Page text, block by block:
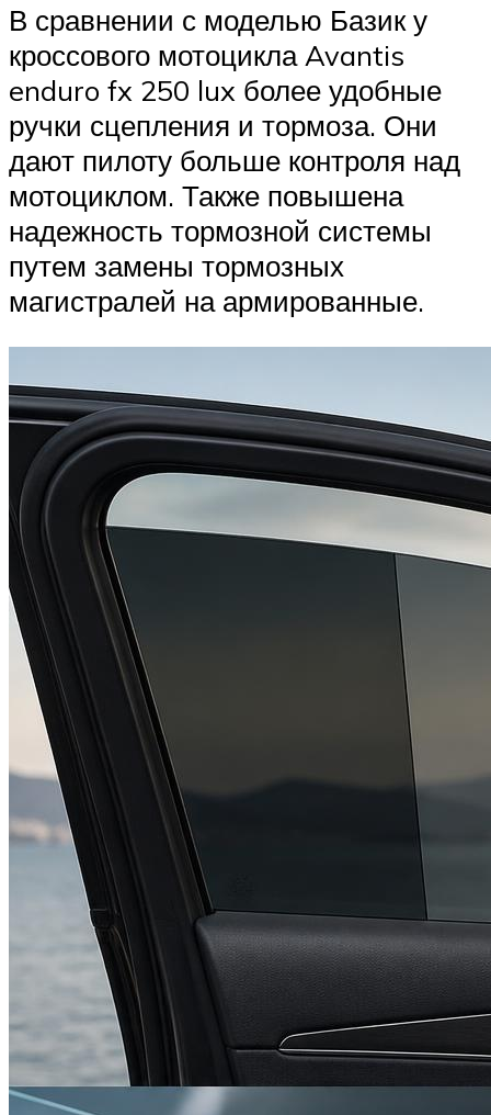
В сравнении с моделью Базик у
кроссового мотоцикла Avantis
enduro fx 250 lux более удобные
ручки сцепления и тормоза. Они
дают пилоту больше контроля над
мотоциклом. Также повышена
надежность тормозной системы
путем замены тормозных
магистралей на армированные.